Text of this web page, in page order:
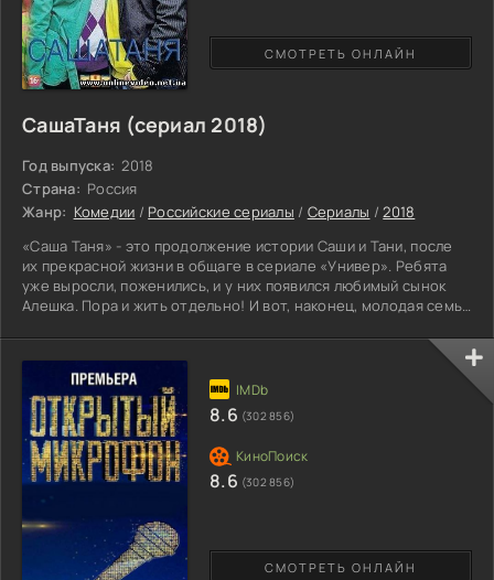
СашаТаня (сериал 2018)
Год выпуска: 2018
Страна: Россия
Жанр: Комедии / Российские сериалы / Сериалы /2018
«Саша Таня» - это продолжение истории Саши и Тани, после
их прекрасной жизни в общаге в сериале «Универ». Ребята
уже выросли, поженились, и у них появился любимый сынок
Алешка. Пора и жить отдельно! И вот, наконец, молодая семья
Райончик, конечно, не рай, но зато цены доступные. Это же
так важно для Саши – не брать у отца деньги ни на что! Но
Сильвестер Андреевич никак не оставит мысль помогать
своему сыну, а тем более у него еще и внук появился.
СМОТРЕТЬ ОНЛАЙН
СМОТРЕТЬ ОНЛАЙН
8.6 (302 856)
8.6 (302 856)